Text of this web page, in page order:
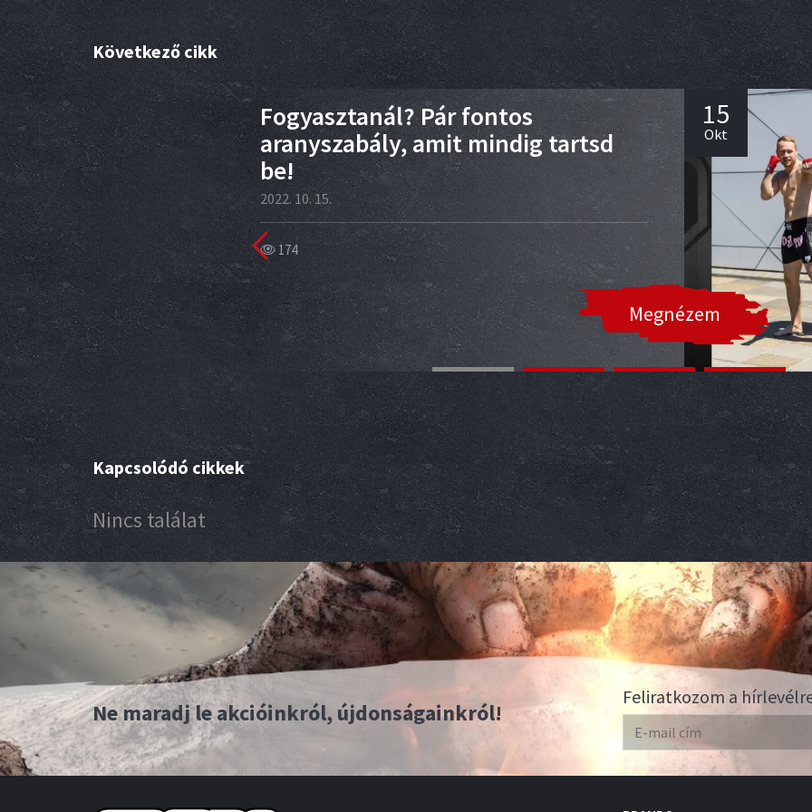
Következő cikk
Megnézem
Fogyasztanál? Pár fontos
aranyszabály, amit mindig tartsd
be!
2022. 10. 15.
174
15
Okt
Kapcsolódó cikkek
Nincs találat
Ne maradj le akcióinkról, újdonságainkról!
Feliratkozom a